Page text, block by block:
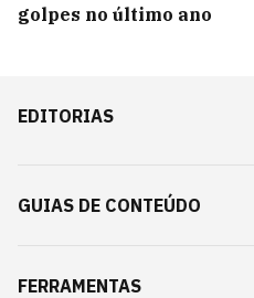
golpes no último ano
EDITORIAS
GUIAS DE CONTEÚDO
FERRAMENTAS